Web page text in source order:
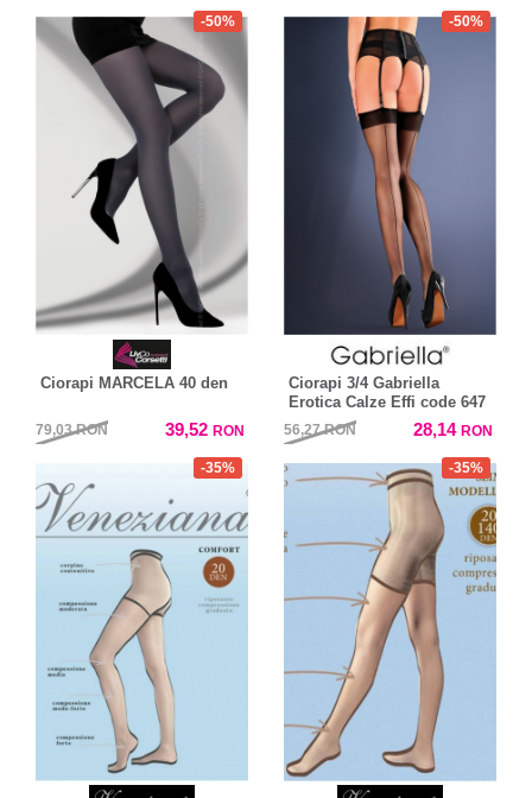
-50%
Ciorapi MARCELA 40 den
79,03RON 39,52 RON
-50%
Ciorapi 3/4 Gabriella
Erotica Calze Effi code 647
56,27RON 28,14 RON
-35% -35%